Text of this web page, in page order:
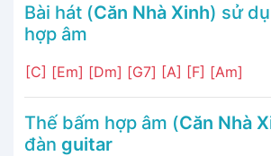
Bài hát (Căn Nhà Xinh) sử
hợp âm
[C] [Em] [Dm] [G7] [A] [F] [Am]
Thế bấm hợp âm (Căn Nhà
đàn guitar